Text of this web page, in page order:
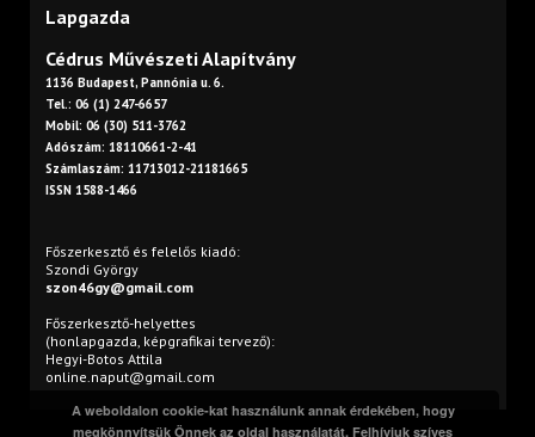
Lapgazda
Cédrus Művészeti Alapítvány
1136 Budapest, Pannónia u. 6.
Tel.: 06 (1) 247-6657
Mobil: 06 (30) 511-3762
Adószám: 18110661-2-41
Számlaszám: 11713012-21181665
ISSN 1588-1466
Főszerkesztő és felelős kiadó:
Szondi György
szon46gy@gmail.com
Főszerkesztő-helyettes
(honlapgazda, képgrafikai tervező):
Hegyi-Botos Attila
online.naput@gmail.com
A weboldalon cookie-kat használunk annak érdekében, hogy
megkönnyítsük Önnek az oldal használatát. Felhívjuk szíves